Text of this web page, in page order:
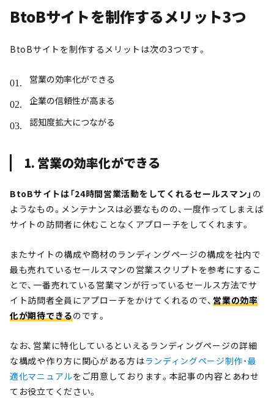
BtoBサイトを制作するメリット3つ
BtoBサイトを制作するメリットは次の3つです。
営業の効率化ができる
企業の信頼性が高まる
認知度拡大につながる
1. 営業の効率化ができる
BtoBサイトは「24時間営業活動をしてくれるセールスマン」 の
ようなもの。メンテナンスは必要なものの、一度作ってしまえば
サイトの訪問者に休むことなくアプローチをしてくれます。
またサイトの構成や商材のランディングページの構成を社内で
最も売れているセールスマンの営業スクリプトを参考にするこ
とで、一番売れている営業マンが行っているセールス方法でサ
イト訪問者全員にアプローチをかけてくれるので、営業の効率
化が期待できるのです。
なお、営業に特化しているといえるランディングページの詳細
な構成や作り方に関心がある方はランディングページ制作・最
適化マニュアルをご用意しております。本記事の内容とあわせ
てお役立てください。